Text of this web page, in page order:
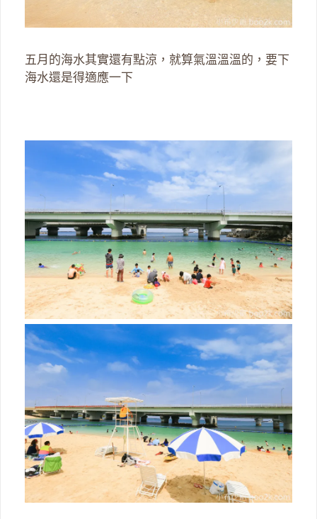
五月的海水其實還有點涼，就算氣溫溫溫的，要下
海水還是得適應一下